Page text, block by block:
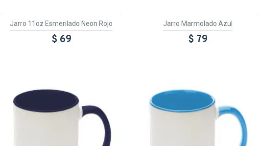
Jarro 11oz Esmerilado Neon Rojo
$ 69
Jarro Marmolado Azul
$ 79